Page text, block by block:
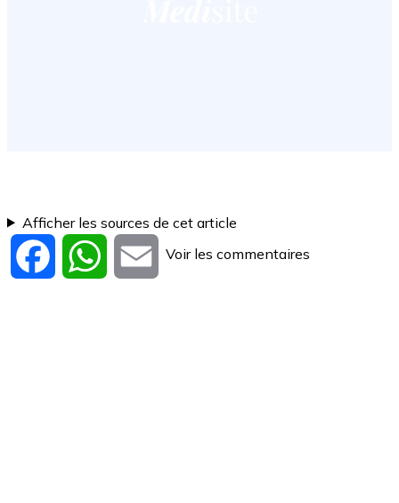
Afficher les sources de cet article
Facebook WhatsApp
Email
Voir les commentaires